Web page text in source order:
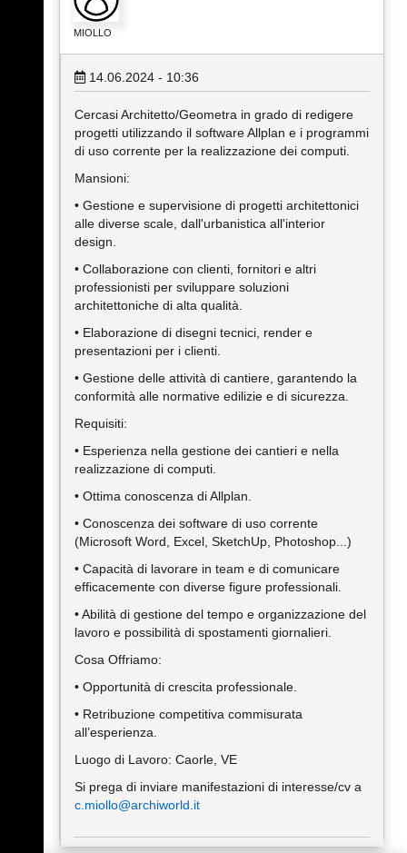
MIOLLO
14.06.2024 - 10:36
Cercasi Architetto/Geometra in grado di redigere
progetti utilizzando il software Allplan e i programmi
di uso corrente per la realizzazione dei computi.
Mansioni:
• Gestione e supervisione di progetti architettonici
alle diverse scale, dall'urbanistica all'interior
design.
• Collaborazione con clienti, fornitori e altri
professionisti per sviluppare soluzioni
architettoniche di alta qualità.
• Elaborazione di disegni tecnici, render e
presentazioni per i clienti.
• Gestione delle attività di cantiere, garantendo la
conformità alle normative edilizie e di sicurezza.
Requisiti:
• Esperienza nella gestione dei cantieri e nella
realizzazione di computi.
• Ottima conoscenza di Allplan.
• Conoscenza dei software di uso corrente
(Microsoft Word, Excel, SketchUp, Photoshop...)
• Capacità di lavorare in team e di comunicare
efficacemente con diverse figure professionali.
• Abilità di gestione del tempo e organizzazione del
lavoro e possibilità di spostamenti giornalieri.
Cosa Offriamo:
• Opportunità di crescita professionale.
• Retribuzione competitiva commisurata
all’esperienza.
Luogo di Lavoro: Caorle, VE
Si prega di inviare manifestazioni di interesse/cv a
c.miollo@archiworld.it